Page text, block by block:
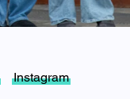
Instagram